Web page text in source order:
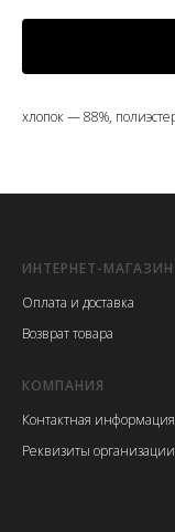
хлопок — 88%,
ИНТЕРНЕТ-МАГАЗИН
Оплата и доставка
Возврат товара
КОМПАНИЯ
Контактная информация
Реквизиты организации